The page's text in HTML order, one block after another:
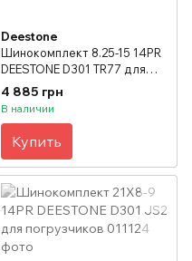
Deestone
Шинокомплект 8.25-15 14PR
DEESTONE D301 TR77 для
погрузчиков
4 885 грн
В наличии
Купить